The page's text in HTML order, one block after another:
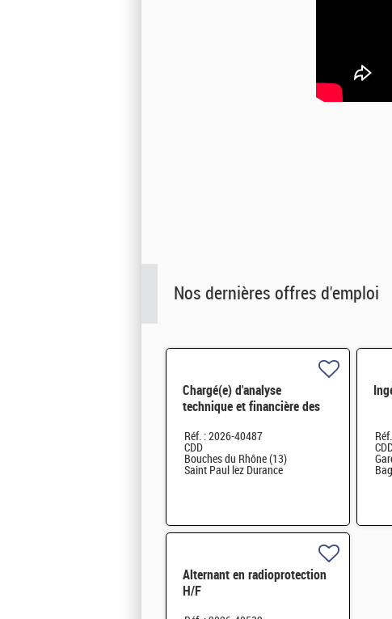
Nos dernières offres d'emploi
Chargé(e) d'analyse
technique et financière des
électromécanique H/F
Réf. : 2026-40487
CDD
Bouches du Rhône (13)
Saint Paul lez Durance
Alternant en radioprotection
H/F